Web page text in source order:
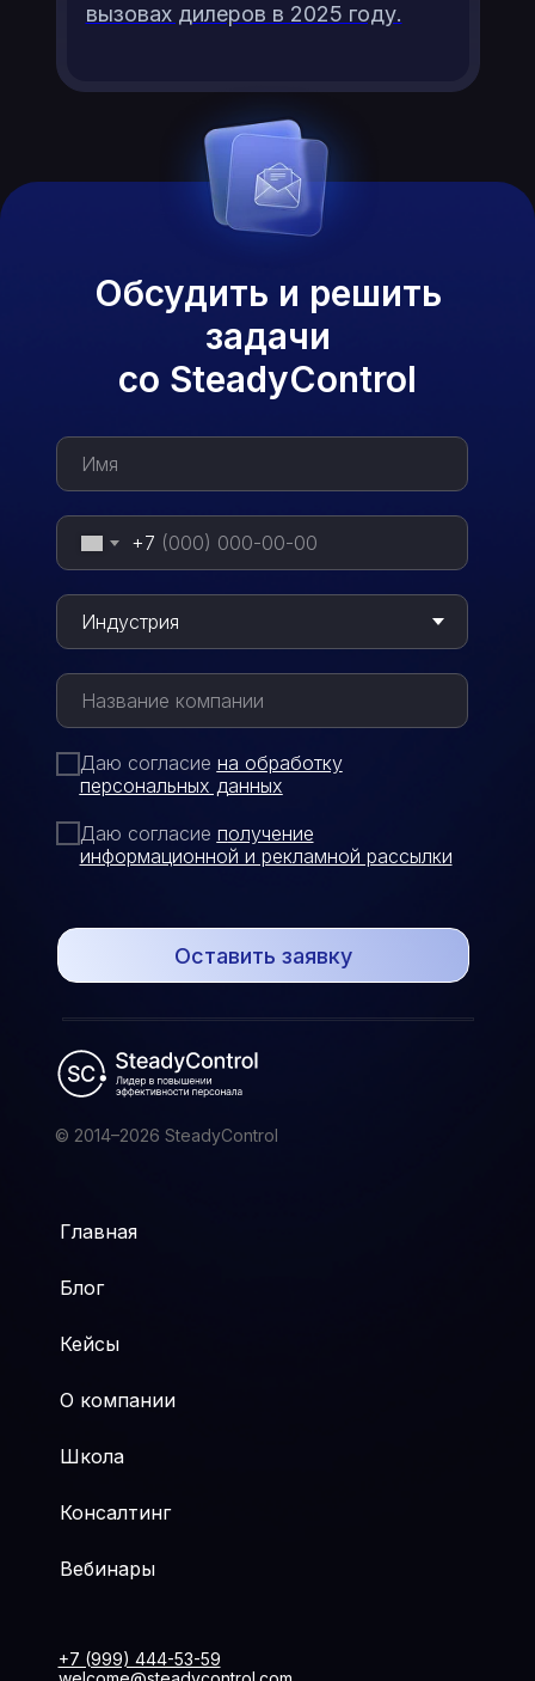
вызовах дилеров в 2025 году.
© 2014–2026 SteadyControl
+7 (999) 444-53-59
Школа
Главная
Консалтинг
Блог
Вебинары
Кейсы
О компании
+7
Даю согласие на обработку
персональных данных
Даю согласие получение
информационной и рекламной рассылки
Оставить заявку
Обсудить и решить
задачи
со SteadyControl